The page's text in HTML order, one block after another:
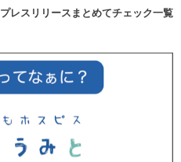
プレスリリースまとめてチェック一覧